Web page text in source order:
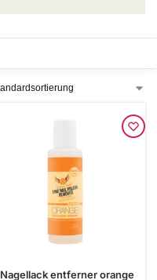
Nagellack entferner orange